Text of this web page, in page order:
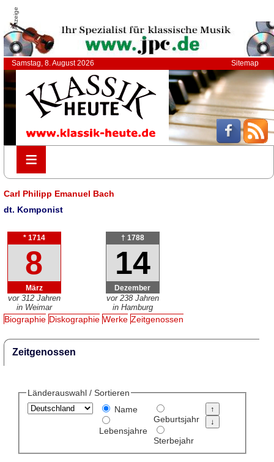
Anzeige
Samstag, 8. August 2026 Sitemap
≡
≡
Carl Philipp Emanuel Bach
dt. Komponist
* 1714
8
März
vor 312 Jahren
in Weimar
† 1788
14
Dezember
vor 238 Jahren
in Hamburg
Biographie Diskographie Werke Zeitgenossen
Zeitgenossen
Länderauswahl / Sortieren
Name
Lebensjahre
Geburtsjahr
Sterbejahr